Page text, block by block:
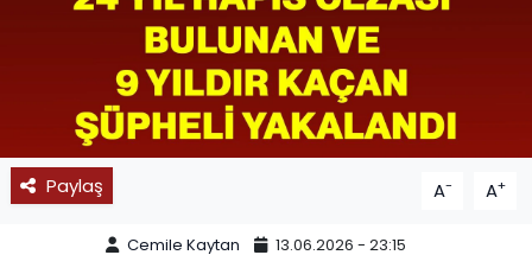
Paylaş A- A+
Cemile Kaytan 13.06.2026 - 23:15